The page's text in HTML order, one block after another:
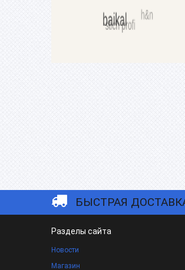
БЫСТРАЯ
Разделы сайта
Новости
Магазин